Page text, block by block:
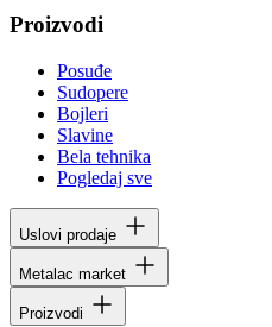
Proizvodi
Posuđe
Sudopere
Bojleri
Slavine
Bela tehnika
Pogledaj sve
Uslovi prodaje
Metalac market
Proizvodi